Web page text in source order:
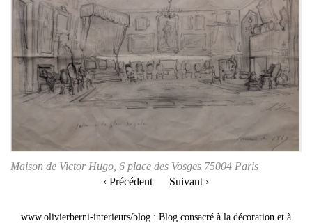
Maison de Victor Hugo, 6 place des Vosges 75004 Paris
‹ Précédent
Suivant ›
www.olivierberni-interieurs/blog : Blog consacré à la décoration et à